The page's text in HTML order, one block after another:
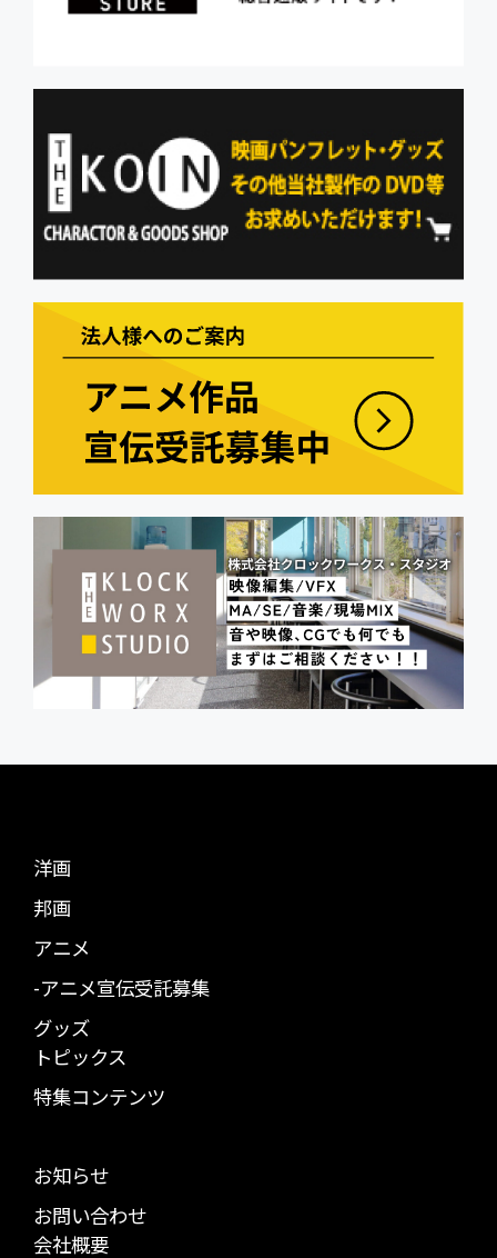
洋画
邦画
アニメ
-アニメ宣伝受託募集
グッズ
トピックス
特集コンテンツ
お知らせ
お問い合わせ
会社概要